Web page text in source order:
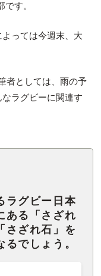
す。
っては今週末、大
者としては、雨の予
ラグビーに関連す
ラグビー日本
ある「さざれ
さざれ石」を
でしょう。